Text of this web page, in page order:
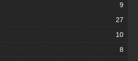
9
27
10
8